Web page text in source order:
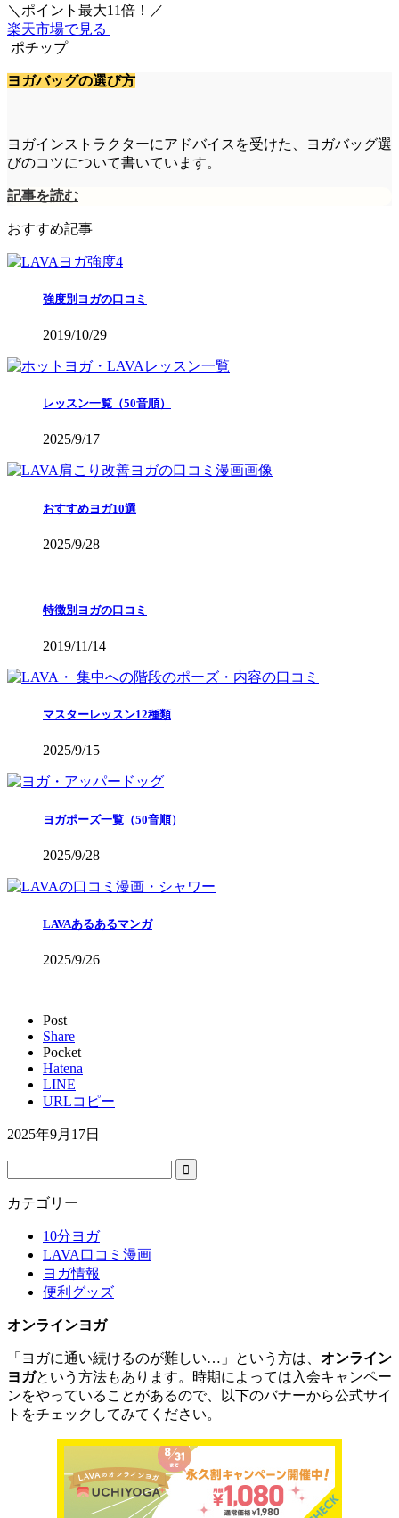
＼ポイント最大11倍！／
楽天市場で見る
ポチップ
ヨガバッグの選び方
ヨガインストラクターにアドバイスを受けた、ヨガバッグ選
びのコツについて書いています。
記事を読む
おすすめ記事
強度別ヨガの口コミ
2019/10/29
レッスン一覧（50音順）
2025/9/17
おすすめヨガ10選
2025/9/28
特徴別ヨガの口コミ
2019/11/14
マスターレッスン12種類
2025/9/15
ヨガポーズ一覧（50音順）
2025/9/28
LAVAあるあるマンガ
2025/9/26
Post
Share
Pocket
Hatena
LINE
URLコピー
2025年9月17日
カテゴリー
10分ヨガ
LAVA口コミ漫画
ヨガ情報
便利グッズ
オンラインヨガ
「ヨガに通い続けるのが難しい…」という方は、 オンライン
ヨガという方法もあります。時期によっては入会キャンペー
ンをやっていることがあるので、以下のバナーから公式サイ
トをチェックしてみてください。